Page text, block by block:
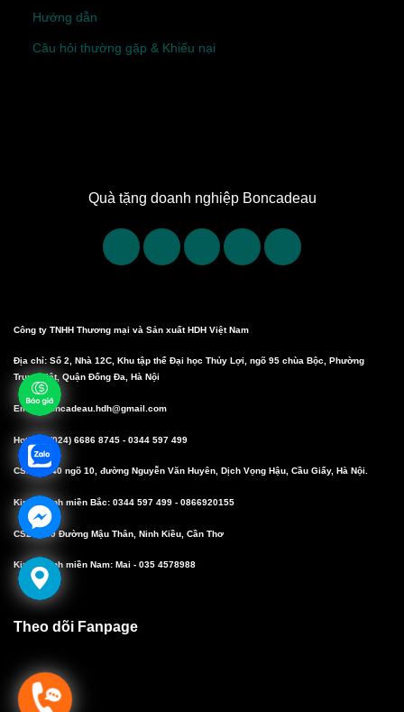
Hướng dẫn
Câu hỏi thường gặp & Khiếu nại
Quà tặng doanh nghiệp Boncadeau
Công ty TNHH Thương mại và Sản xuất HDH Việt Nam
Địa chỉ: Số 2, Nhà 12C, Khu tập thể Đại học Thủy Lợi, ngõ 95 chùa Bộc, Phường
Trung Liệt, Quận Đống Đa, Hà Nội
Email: boncadeau.hdh@gmail.com
Hotline: (024) 6686 8745 - 0344 597 499
CS1: Số 40 ngõ 10, đường Nguyễn Văn Huyên, Dịch Vọng Hậu, Cầu Giấy, Hà Nội.
Kinh doanh miền Bắc: 0344 597 499 - 0866920155
CS2: 10/9 Đường Mậu Thân, Ninh Kiều, Cần Thơ
Kinh doanh miền Nam: Mai - 035 4578988
Theo dõi Fanpage